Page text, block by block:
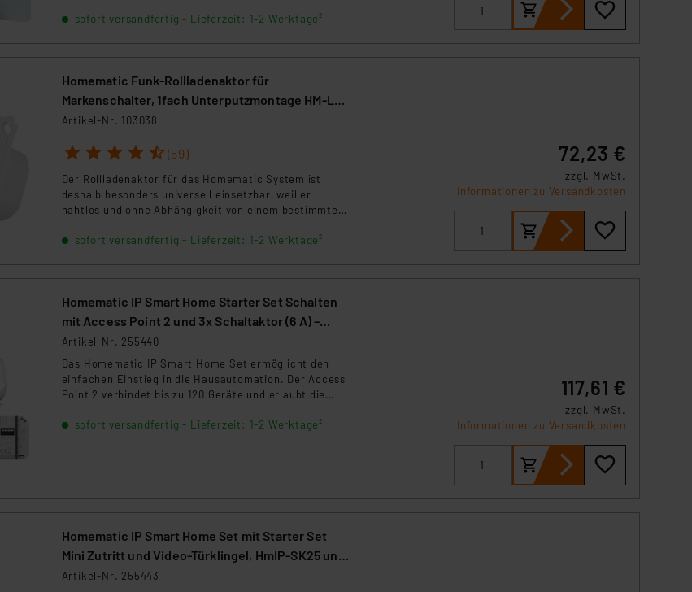
Messung des Raumklimas für ein exakt
sofort versandfertig - Lieferzeit: 1-2 Werktage²
Homematic Funk-Rollladenaktor für
Markenschalter, 1fach Unterputzmontage HM-LC-
Bl1PBU-FM
Artikel-Nr. 103038
1 2 3 4 5 (59)
Der Rollladenaktor für das Homematic System ist
deshalb besonders universell einsetzbar, weil er
nahtlos und ohne Abhängigkeit von einem bestimmten
integrierbar ist.
sofort versandfertig - Lieferzeit: 1-2 Werktage²
72,23 €
zzgl. MwSt.
Informationen zu Versandkosten
Homematic IP Smart Home Starter Set Schalten
mit Access Point 2 und 3x Schaltaktor (6 A) –
Unterputz, HmIP-HAP2 und HmIP-FS6
Artikel-Nr. 255440
Das Homematic IP Smart Home Set ermöglicht den
einfachen Einstieg in die Hausautomation. Der Access
Point 2 verbindet bis zu 120 Geräte und erlaubt die
Schaltaktor macht Beleuchtung, elektrische
sofort versandfertig - Lieferzeit: 1-2 Werktage²
117,61 €
zzgl. MwSt.
Informationen zu Versandkosten
Homematic IP Smart Home Set mit Starter Set
Mini Zutritt und Video-Türklingel, HmIP-SK25 und
HmIP-CODB
Artikel-Nr. 255443